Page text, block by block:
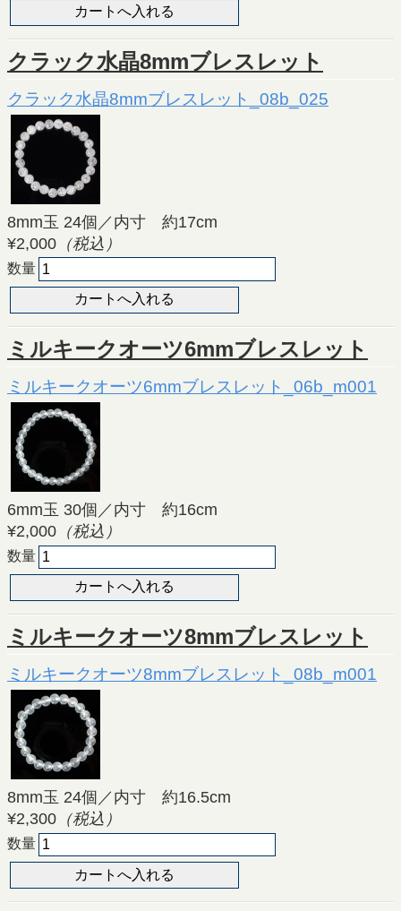
クラック水晶8mmブレスレット
クラック水晶8mmブレスレット_08b_025
8mm玉 24個／内寸 約17cm
¥2,000 （税込）
数量
ミルキークオーツ6mmブレスレット
ミルキークオーツ6mmブレスレット_06b_m001
6mm玉 30個／内寸 約16cm
¥2,000 （税込）
数量
ミルキークオーツ8mmブレスレット
ミルキークオーツ8mmブレスレット_08b_m001
8mm玉 24個／内寸 約16.5cm
¥2,300 （税込）
数量